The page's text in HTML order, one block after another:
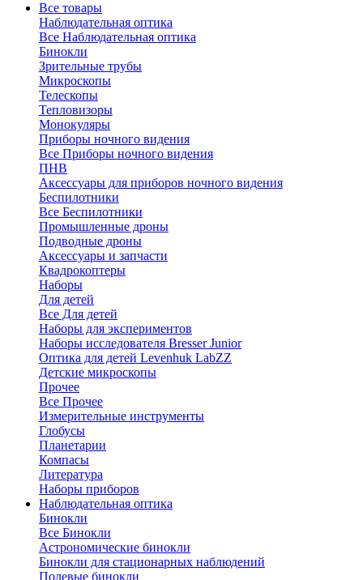
Все товары
Наблюдательная оптика
Все Наблюдательная оптика
Бинокли
Зрительные трубы
Микроскопы
Телескопы
Тепловизоры
Монокуляры
Приборы ночного видения
Все Приборы ночного видения
ПНВ
Аксессуары для приборов ночного видения
Беспилотники
Все Беспилотники
Промышленные дроны
Подводные дроны
Аксессуары и запчасти
Квадрокоптеры
Наборы
Для детей
Все Для детей
Наборы для экспериментов
Наборы исследователя Bresser Junior
Оптика для детей Levenhuk LabZZ
Детские микроскопы
Прочее
Все Прочее
Измерительные инструменты
Глобусы
Планетарии
Компасы
Литература
Наборы приборов
Наблюдательная оптика
Бинокли
Все Бинокли
Астрономические бинокли
Бинокли для стационарных наблюдений
Полевые бинокли